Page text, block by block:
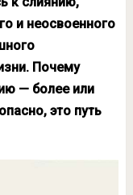
и неосвоенного
Почему
— более или
это путь